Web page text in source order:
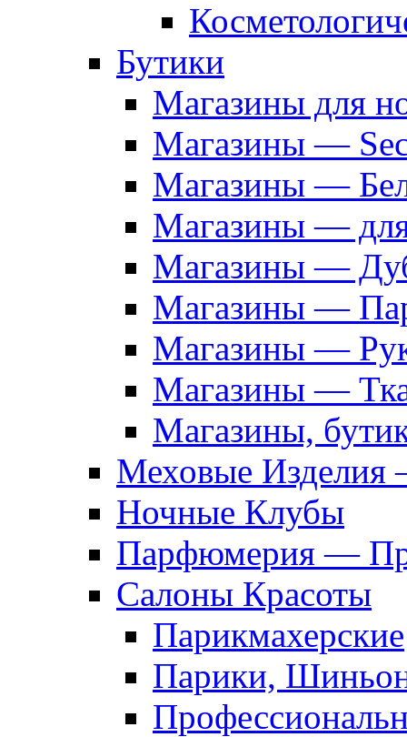
Бутики
Магазины для
Магазины —
Магазины —
Магазины —
Магазины —
Магазины —
Магазины —
Магазины —
Магазины,
Меховые Изделия
Ночные Клубы
Парфюмерия —
Салоны Красоты
Парикмахерские
Парики,